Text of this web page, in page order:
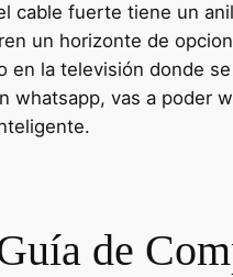
cable fuerte tiene un
un horizonte de
en la televisión donde
whatsapp, vas a poder
de